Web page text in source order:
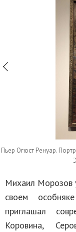
Пьер Огюст Ренуар.
Михаил Морозов
своем
приглашал
Коровина,